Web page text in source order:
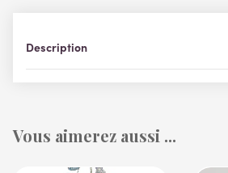
Description
Vous aimerez aussi ...